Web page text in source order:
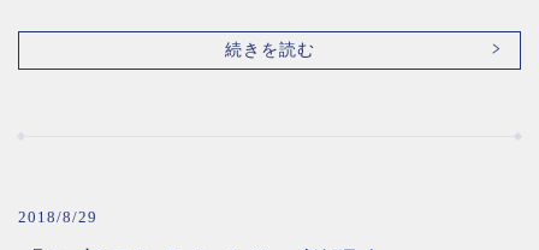
続きを読む
2018/8/29